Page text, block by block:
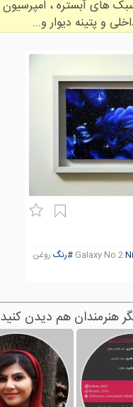
و پتینه دیوار و...
#رنگ روغن
هنرمندان هم دیدن کنید